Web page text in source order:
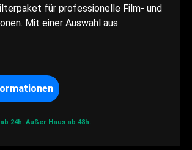
für professionelle Film- und
Mit einer Auswahl aus
24h. Außer Haus ab 48h.